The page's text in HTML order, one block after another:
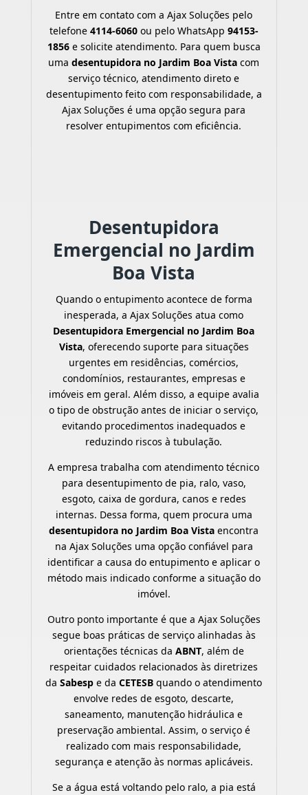
Entre em contato com a Ajax Soluções pelo
telefone 4114-6060ou pelo WhatsApp 94153-
1856e solicite atendimento. Para quem busca
umadesentupidora no Jardim Boa Vista com
serviço técnico, atendimento direto e
desentupimento feito com responsabilidade, a
Ajax Soluções é uma opção segura para
resolver entupimentos com eficiência.
Desentupidora
Emergencial no Jardim
Boa Vista
Quando o entupimento acontece de forma
inesperada, a Ajax Soluções atua como
Desentupidora Emergencial no Jardim Boa
Vista, oferecendo suporte para situações
urgentes em residências, comércios,
condomínios, restaurantes, empresas e
imóveis em geral. Além disso, a equipe avalia
o tipo de obstrução antes de iniciar o serviço,
evitando procedimentos inadequados e
reduzindo riscos à tubulação.
A empresa trabalha com atendimento técnico
para desentupimento de pia, ralo, vaso,
esgoto, caixa de gordura, canos e redes
internas. Dessa forma, quem procura uma
desentupidora no Jardim Boa Vista encontra
na Ajax Soluções uma opção confiável para
identificar a causa do entupimento e aplicar o
método mais indicado conforme a situação do
imóvel.
Outro ponto importante é que a Ajax Soluções
segue boas práticas de serviço alinhadas às
orientações técnicas da ABNT, além de
respeitar cuidados relacionados às diretrizes
daSabesp e daCETESB quando o atendimento
envolve redes de esgoto, descarte,
saneamento, manutenção hidráulica e
preservação ambiental. Assim, o serviço é
realizado com mais responsabilidade,
segurança e atenção às normas aplicáveis.
Se a água está voltando pelo ralo, a pia está